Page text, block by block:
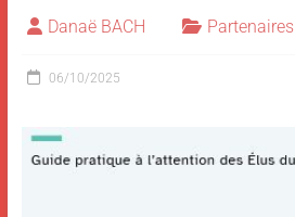
Danaë BACH Partenaires
06/10/2025